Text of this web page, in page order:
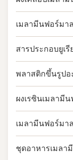
เมลามีนฟอร์มา
สารประกอบยูเรี
พลาสติกขึ้นรูปอ
ผงเรซินเมลามี
เมลามีนฟอร์มา
ชุดอาหารเมลา